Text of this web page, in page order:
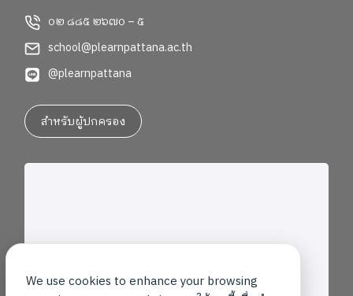
หลักสูตรการสอนที่บูรณาการร่วมกับการลงมือทำจริง
เข้ามาใช้เชื่อมโยงกับสิ่งต่าง ๆ ได้ โดยที่เราไม่จำเป็นต้อง
แยกรายวิชาออกไปค่ะ” หลายเสียงกล่าวถึง Active
Learning การเรียนรู้เชิงชีวิต การพานักเรียนออกไป พบ
ประกอบสำคัญของการเรียนรู้ที่มีความหมาย เด็กไม่ได้
เรียนเพียงเพื่อสอบ แต่เรียนเพื่อเข้าใจตนเอง เข้าใจโลก
คุ้นเคยกับหลักสูตรแกนกลาง แต่พอมาเห็นหลักสูตรของ
อนาคต” ●●● อีกหนึ่งประเด็นสำคัญที่นิสิตสะท้อนอย่าง
ชัดเจน คือแนวคิดเรื่อง “ระบบนิเวศการเรียนรู้” ว่าการ
พัฒนาเด็กหนึ่งคนไม่อาจเกิดขึ้นจากครูหรือโรงเรียน
๐๒ ๘๘๕ ๒๖๗๐ – ๕
school@plearnpattana.ac.th
@plearnpattana
สำหรับผู้ปกครอง
We use cookies to enhance your browsing